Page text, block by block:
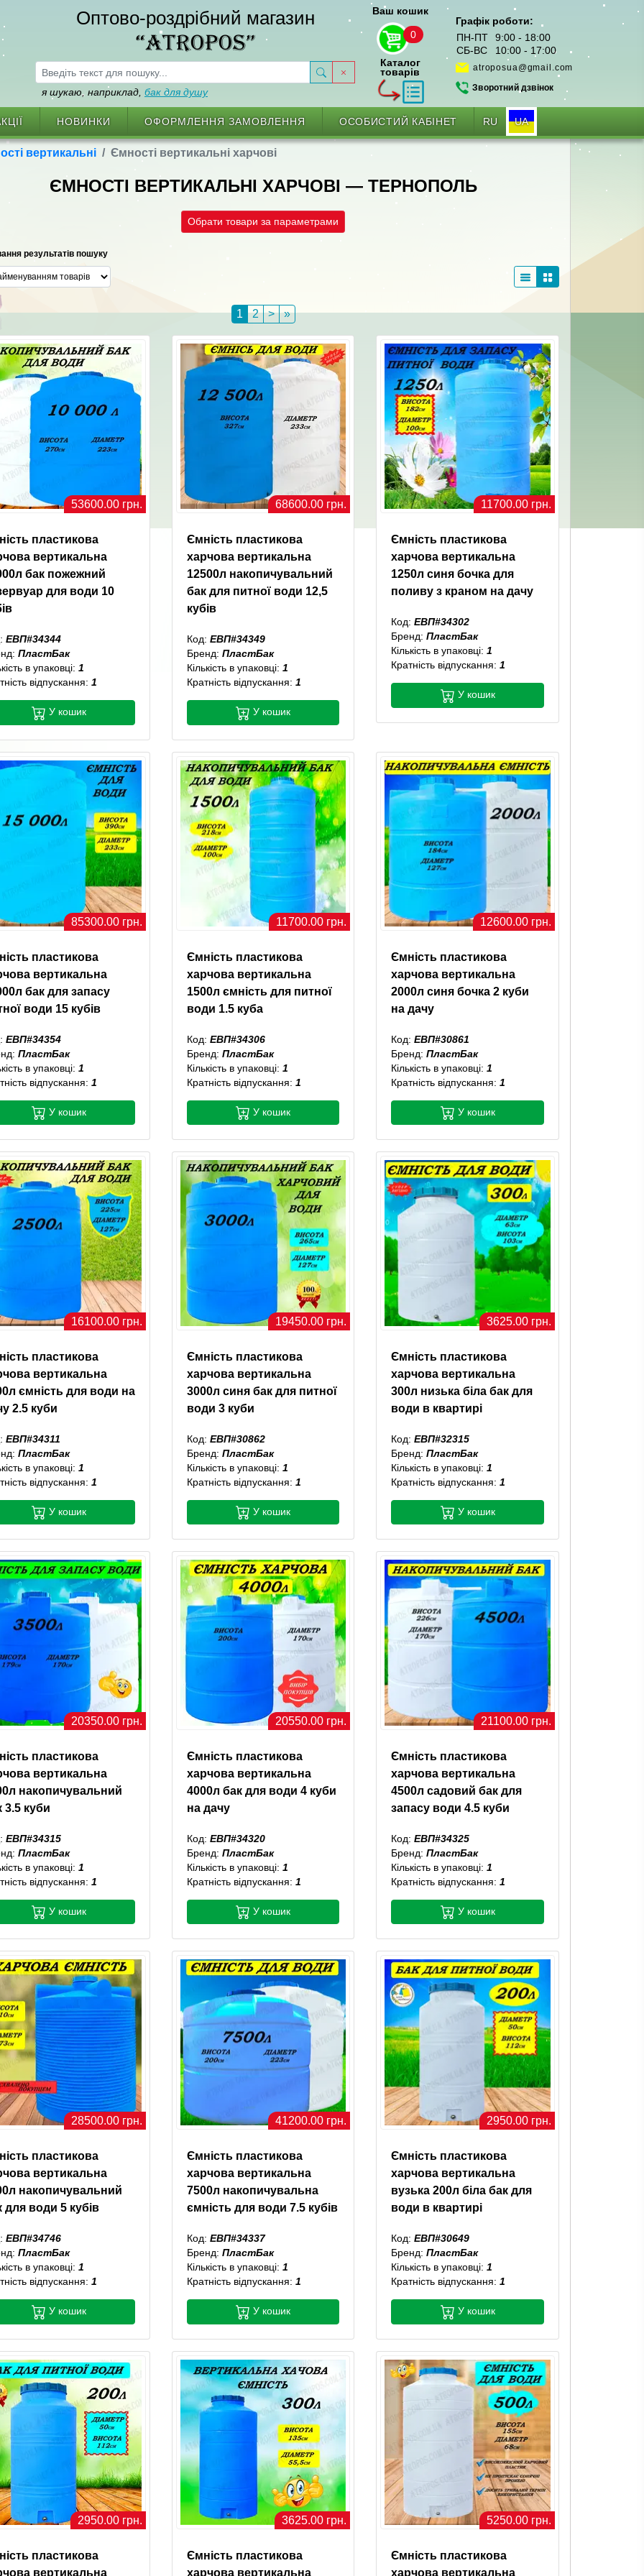
Оптово-роздрібний магазин
“ATROPOS”
я шукаю, наприклад, бак для душу
Ваш кошик
0
Каталог
товарів
Графік роботи:
ПН-ПТ
9:00 - 18:00
СБ-ВС
10:00 - 17:00
atroposua@gmail.com
Зворотний дзвінок
НОВИНКИ ОФОРМЛЕННЯ ЗАМОВЛЕННЯ ОСОБИСТИЙ КАБІНЕТ RU UA
вертикальні Ємності вертикальні харчові
ЄМНОСТІ ВЕРТИКАЛЬНІ ХАРЧОВІ — ТЕРНОПОЛЬ
Обрати товари за параметрами
результатів пошуку
1 2 > »
53600.00 грн.
пластикова
вертикальна
бак пожежний
для води 10
ЕВП#34344
ПластБак
в упаковці: 1
відпускання: 1
У кошик
68600.00 грн.
Ємність пластикова
харчова вертикальна
12500л накопичувальний
бак для питної води 12,5
кубів
Код: ЕВП#34349
Бренд: ПластБак
Кількість в упаковці: 1
Кратність відпускання: 1
У кошик
11700.00 грн.
Ємність пластикова
харчова вертикальна
1250л синя бочка для
поливу з краном на дачу
Код:ЕВП#34302
Бренд:ПластБак
Кількість в упаковці:1
Кратність відпускання:1
У кошик
85300.00 грн.
пластикова
вертикальна
бак для запасу
води 15 кубів
ЕВП#34354
ПластБак
в упаковці: 1
відпускання: 1
У кошик
11700.00 грн.
Ємність пластикова
харчова вертикальна
1500л ємність для питної
води 1.5 куба
Код: ЕВП#34306
Бренд: ПластБак
Кількість в упаковці: 1
Кратність відпускання: 1
У кошик
12600.00 грн.
Ємність пластикова
харчова вертикальна
2000л синя бочка 2 куби
на дачу
Код:ЕВП#30861
Бренд:ПластБак
Кількість в упаковці:1
Кратність відпускання:1
У кошик
16100.00 грн.
пластикова
вертикальна
ємність для води на
2.5 куби
ЕВП#34311
ПластБак
в упаковці: 1
відпускання: 1
У кошик
19450.00 грн.
Ємність пластикова
харчова вертикальна
3000л синя бак для питної
води 3 куби
Код: ЕВП#30862
Бренд: ПластБак
Кількість в упаковці: 1
Кратність відпускання: 1
У кошик
3625.00 грн.
Ємність пластикова
харчова вертикальна
300л низька біла бак для
води в квартирі
Код:ЕВП#32315
Бренд:ПластБак
Кількість в упаковці:1
Кратність відпускання:1
У кошик
20350.00 грн.
пластикова
вертикальна
накопичувальний
3.5 куби
ЕВП#34315
ПластБак
в упаковці: 1
відпускання: 1
У кошик
20550.00 грн.
Ємність пластикова
харчова вертикальна
4000л бак для води 4 куби
на дачу
Код: ЕВП#34320
Бренд: ПластБак
Кількість в упаковці: 1
Кратність відпускання: 1
У кошик
21100.00 грн.
Ємність пластикова
харчова вертикальна
4500л садовий бак для
запасу води 4.5 куби
Код:ЕВП#34325
Бренд:ПластБак
Кількість в упаковці:1
Кратність відпускання:1
У кошик
28500.00 грн.
пластикова
вертикальна
накопичувальний
для води 5 кубів
ЕВП#34746
ПластБак
в упаковці: 1
відпускання: 1
У кошик
41200.00 грн.
Ємність пластикова
харчова вертикальна
7500л накопичувальна
ємність для води 7.5 кубів
Код: ЕВП#34337
Бренд: ПластБак
Кількість в упаковці: 1
Кратність відпускання: 1
У кошик
2950.00 грн.
Ємність пластикова
харчова вертикальна
вузька 200л біла бак для
води в квартирі
Код:ЕВП#30649
Бренд:ПластБак
Кількість в упаковці:1
Кратність відпускання:1
У кошик
2950.00 грн.
пластикова
вертикальна
3625.00 грн.
Ємність пластикова
харчова вертикальна
5250.00 грн.
Ємність пластикова
харчова вертикальна